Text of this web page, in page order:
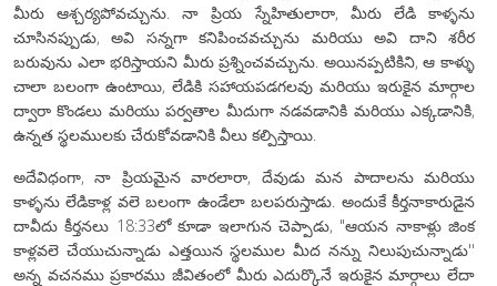
మీరు ఆశ్చర్యపోవచ్చును. నా ప్రియ స్నేహితులారా, మీరు లేడి కాళ్ళను
చూసినప్పుడు, అవి సన్నగా కనిపించవచ్చును మరియు అవి దాని శరీర
బరువును ఎలా భరిస్తాయని మీరు ప్రశ్నించవచ్చును. అయినప్పటికిని, ఆ కాళ్ళు
చాలా బలంగా ఉంటాయి, లేడికి సహాయపడగలవు మరియు ఇరుకైన మార్గాల
ద్వారా కొండలు మరియు పర్వతాల మీదుగా నడవడానికి మరియు ఎక్కడానికి,
ఉన్నత స్థలములకు చేరుకోవడానికి వీలు కల్పిస్తాయి.
అదేవిధంగా, నా ప్రియమైన వారలారా, దేవుడు మన పాదాలను మరియు
కాళ్ళను లేడికాళ్ల వలె బలంగా ఉండేలా బలపరుస్తాడు. అందుకే కీర్తనాకారుడైన
దావీదు కీర్తనలు 18:33లో కూడా ఇలాగున చెప్పాడు, "ఆయన నాకాళ్లు జింక
కాళ్లవలె చేయుచున్నాడు ఎత్తయిన స్థలముల మీద నన్ను నిలుపుచున్నాడు''
అన్న వచనము ప్రకారము జీవితంలో మీరు ఎదుర్కొనే ఇరుకైన మార్గాలు లేదా